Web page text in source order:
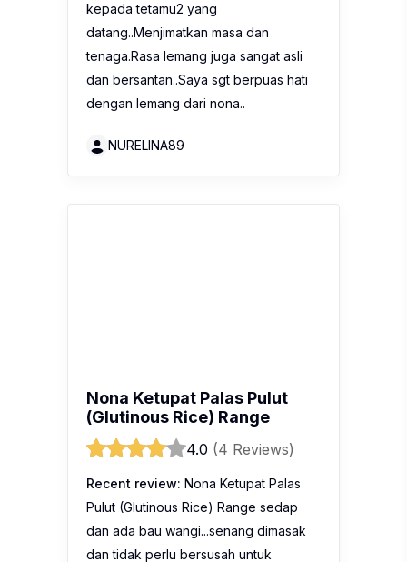
kepada tetamu2 yang
datang..Menjimatkan masa dan
tenaga.Rasa lemang juga sangat asli
dan bersantan..Saya sgt berpuas hati
dengan lemang dari nona..
NURELINA89
dan ada bau wangi...senang dimasak
dan tidak perlu bersusah untuk
menggunakan daun palas dll...Nona
Ketupat Palas Pulut (Glutinous Rice)
Range sudah cukup menjadikan menu
sajian saya sedap dan menyelerakan...
Mudah didapati di…